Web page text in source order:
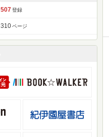
507 登録
310 ページ